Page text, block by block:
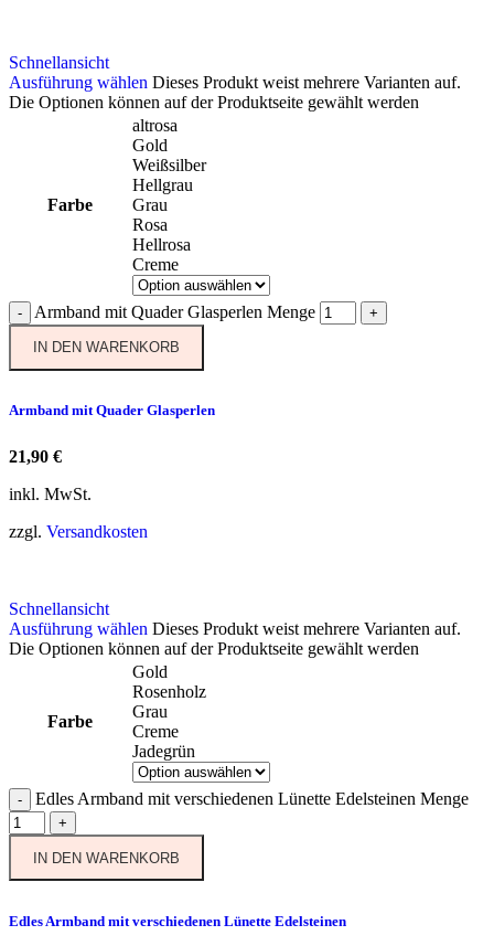
Schnellansicht
Ausführung wählen Dieses Produkt weist mehrere Varianten auf.
Die Optionen können auf der Produktseite gewählt werden
Farbe
altrosa
Gold
Weißsilber
Hellgrau
Grau
Rosa
Hellrosa
Creme
- Armband mit Quader Glasperlen Menge +
IN DEN WARENKORB
Armband mit Quader Glasperlen
21,90 €
inkl. MwSt.
zzgl. Versandkosten
Schnellansicht
Ausführung wählen Dieses Produkt weist mehrere Varianten auf.
Die Optionen können auf der Produktseite gewählt werden
Farbe
Gold
Rosenholz
Grau
Creme
Jadegrün
- Edles Armband mit verschiedenen Lünette Edelsteinen Menge
+
IN DEN WARENKORB
Edles Armband mit verschiedenen Lünette Edelsteinen